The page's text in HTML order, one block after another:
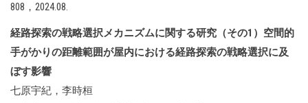
808，2024.08.
経路探索の戦略選択メカニズムに関する研究（その1）空間的
手がかりの距離範囲が屋内における経路探索の戦略選択に及
ぼす影響
七原宇紀，李時桓